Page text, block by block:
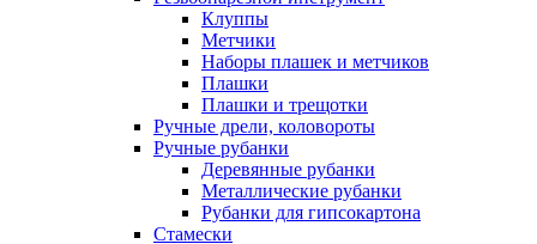
Клуппы
Метчики
Наборы плашек и метчиков
Плашки
Плашки и трещотки
Ручные дрели, коловороты
Ручные рубанки
Деревянные рубанки
Металлические рубанки
Рубанки для гипсокартона
Стамески